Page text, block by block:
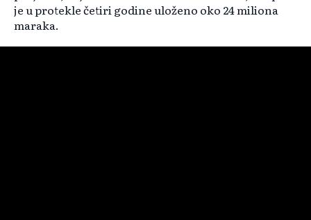
je u protekle četiri godine uloženo oko 24 miliona
maraka.